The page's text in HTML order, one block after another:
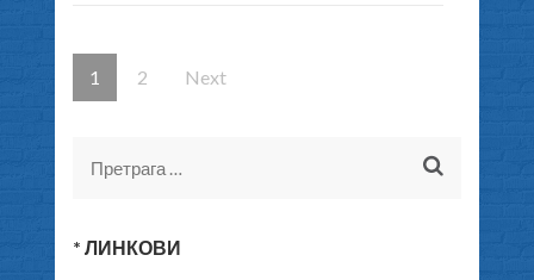
Кретање
чланака
Page
1 Page
2 Next
Претрага
* ЛИНКОВИ